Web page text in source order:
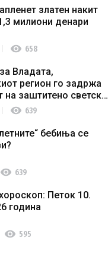
златен накит
милиони денари
visibility 658
Владата,
регион го задржа
на заштитено светско
наследство
visibility 639
бебиња се
visibility 639
Петок 10.
година
visibility 595